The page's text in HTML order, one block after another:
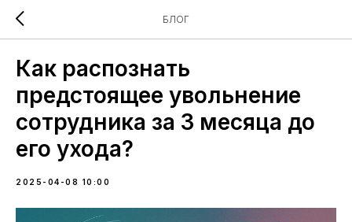
БЛОГ
Как распознать
предстоящее увольнение
сотрудника за 3 месяца до
его ухода?
2025-04-08 10:00